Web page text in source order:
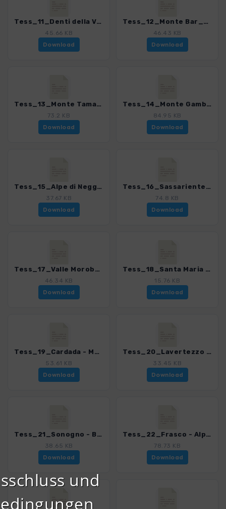
Tess_11_Denti della Vecchia_4078_8.gpx
45.66 KB
Download
Tess_12_Monte Bar_4078_8.gpx
46.43 KB
Download
Tess_13_Monte Tamaro von Rivera_4078_8.gpx
73.2 KB
Download
Tess_14_Monte Gambarogno_4078_8.gpx
84.95 KB
Download
Tess_15_Alpe di Neggia_4078_8.gpx
37.67 KB
Download
Tess_16_Sassariente_4078_8.gpx
74.8 KB
Download
Tess_17_Valle Morobbia_4078_8.gpx
46.34 KB
Download
Tess_18_Santa Maria in Calanca - Cama_4078_8.gpx
15.76 KB
Download
Tess_19_Cardada - Mergoscia_4078_8.gpx
53.61 KB
Download
Tess_20_Lavertezzo - Mergoscia_4078_8.gpx
33.45 KB
Download
Tess_21_Sonogno - Brione_4078_8.gpx
38.65 KB
Download
Tess_22_Frasco - Alpe dell Efra_4078_8.gpx
78.73 KB
Download
und